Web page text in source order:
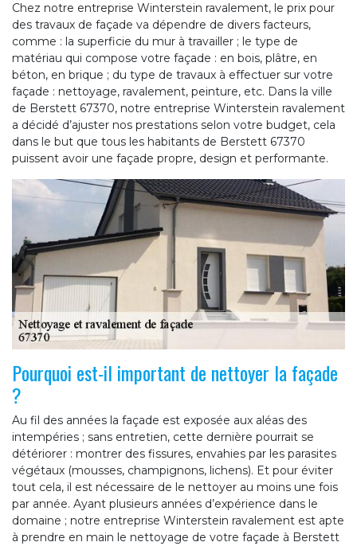
Chez notre entreprise Winterstein ravalement, le prix pour
des travaux de façade va dépendre de divers facteurs,
comme : la superficie du mur à travailler ; le type de
matériau qui compose votre façade : en bois, plâtre, en
béton, en brique ; du type de travaux à effectuer sur votre
façade : nettoyage, ravalement, peinture, etc. Dans la ville
de Berstett 67370, notre entreprise Winterstein ravalement
a décidé d’ajuster nos prestations selon votre budget, cela
dans le but que tous les habitants de Berstett 67370
puissent avoir une façade propre, design et performante.
Pourquoi est-il important de nettoyer la façade
?
Au fil des années la façade est exposée aux aléas des
intempéries ; sans entretien, cette dernière pourrait se
détériorer : montrer des fissures, envahies par les parasites
végétaux (mousses, champignons, lichens). Et pour éviter
tout cela, il est nécessaire de le nettoyer au moins une fois
par année. Ayant plusieurs années d’expérience dans le
domaine ; notre entreprise Winterstein ravalement est apte
à prendre en main le nettoyage de votre façade à Berstett